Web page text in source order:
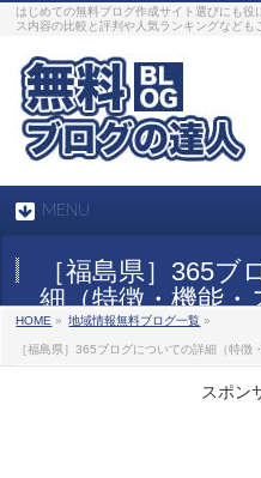
はじめての無料ブログ作成サイト選びにも
ス内容の比較と評判や人気ランキングなども
MENU
［福島県］365
細（特徴・機能
HOME » 地域情報無料ブログ一覧 »
［福島県］365ブログについての詳細（特徴
スポン